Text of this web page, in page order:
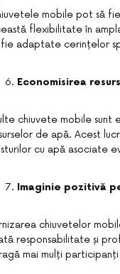
mobile pot să
flexibilitate în
fie adaptate cerințelor
Economisirea
chiuvete mobile sunt
de apă. Acest
cu apă asociate
Imaginie pozitivă
chiuvetelor
responsabilitate și
mai mulți participanți